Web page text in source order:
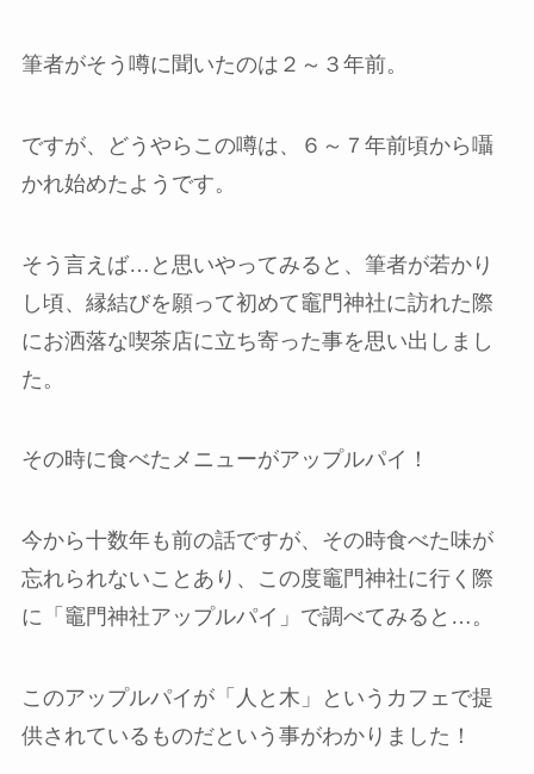
筆者がそう噂に聞いたのは２～３年前。
ですが、どうやらこの噂は、６～７年前頃から囁
かれ始めたようです。
そう言えば…と思いやってみると、筆者が若かり
し頃、縁結びを願って初めて竈門神社に訪れた際
にお洒落な喫茶店に立ち寄った事を思い出しまし
た。
その時に食べたメニューがアップルパイ！
今から十数年も前の話ですが、その時食べた味が
忘れられないことあり、この度竈門神社に行く際
に「竈門神社アップルパイ」で調べてみると…。
このアップルパイが「人と木」というカフェで提
供されているものだという事がわかりました！